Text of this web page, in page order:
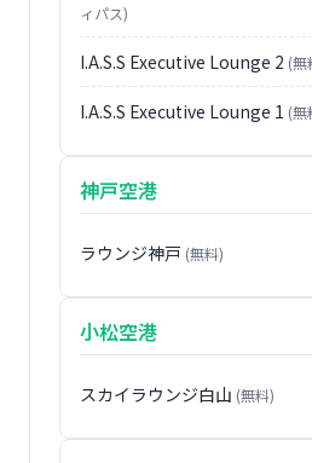
ィパス)
I.A.S.S Executive Lounge 2 (無
I.A.S.S Executive Lounge 1 (無
神戸空港
ラウンジ神戸 (無料)
小松空港
スカイラウンジ白山 (無料)